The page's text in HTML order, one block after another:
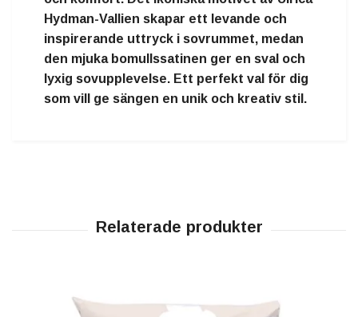
Hydman-Vallien skapar ett levande och
inspirerande uttryck i sovrummet, medan
den mjuka bomullssatinen ger en sval och
lyxig sovupplevelse. Ett perfekt val för dig
som vill ge sängen en unik och kreativ stil.